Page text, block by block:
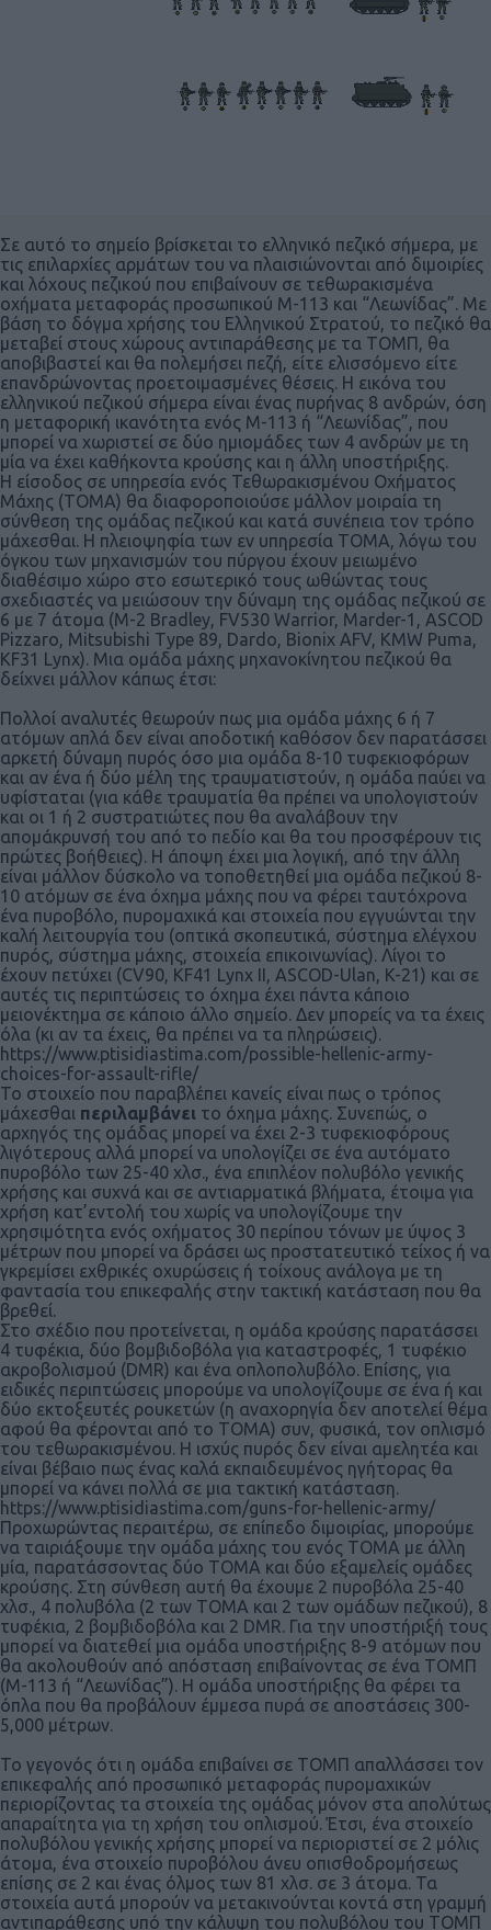
Σε αυτό το σημείο βρίσκεται το ελληνικό πεζικό σήμερα, με
τις επιλαρχίες αρμάτων του να πλαισιώνονται από διμοιρίες
και λόχους πεζικού που επιβαίνουν σε τεθωρακισμένα
οχήματα μεταφοράς προσωπικού Μ-113 και “Λεωνίδας”. Με
βάση το δόγμα χρήσης του Ελληνικού Στρατού, το πεζικό θα
μεταβεί στους χώρους αντιπαράθεσης με τα ΤΟΜΠ, θα
αποβιβαστεί και θα πολεμήσει πεζή, είτε ελισσόμενο είτε
επανδρώνοντας προετοιμασμένες θέσεις. Η εικόνα του
ελληνικού πεζικού σήμερα είναι ένας πυρήνας 8 ανδρών, όση
η μεταφορική ικανότητα ενός Μ-113 ή “Λεωνίδας”, που
μπορεί να χωριστεί σε δύο ημιομάδες των 4 ανδρών με τη
μία να έχει καθήκοντα κρούσης και η άλλη υποστήριξης.
H είσοδος σε υπηρεσία ενός Τεθωρακισμένου Οχήματος
Μάχης (ΤΟΜΑ) θα διαφοροποιούσε μάλλον μοιραία τη
σύνθεση της ομάδας πεζικού και κατά συνέπεια τον τρόπο
μάχεσθαι. Η πλειοψηφία των εν υπηρεσία ΤΟΜΑ, λόγω του
όγκου των μηχανισμών του πύργου έχουν μειωμένο
διαθέσιμο χώρο στο εσωτερικό τους ωθώντας τους
σχεδιαστές να μειώσουν την δύναμη της ομάδας πεζικού σε
6 με 7 άτομα (M-2 Bradley, FV530 Warrior, Marder-1, ASCOD
Pizzaro, Mitsubishi Type 89, Dardo, Bionix AFV, KMW Puma,
KF31 Lynx). Μια ομάδα μάχης μηχανοκίνητου πεζικού θα
δείχνει μάλλον κάπως έτσι:
Πολλοί αναλυτές θεωρούν πως μια ομάδα μάχης 6 ή 7
ατόμων απλά δεν είναι αποδοτική καθόσον δεν παρατάσσει
αρκετή δύναμη πυρός όσο μια ομάδα 8-10 τυφεκιοφόρων
και αν ένα ή δύο μέλη της τραυματιστούν, η ομάδα παύει να
υφίσταται (για κάθε τραυματία θα πρέπει να υπολογιστούν
και οι 1 ή 2 συστρατιώτες που θα αναλάβουν την
απομάκρυνσή του από το πεδίο και θα του προσφέρουν τις
πρώτες βοήθειες). Η άποψη έχει μια λογική, από την άλλη
είναι μάλλον δύσκολο να τοποθετηθεί μια ομάδα πεζικού 8-
10 ατόμων σε ένα όχημα μάχης που να φέρει ταυτόχρονα
ένα πυροβόλο, πυρομαχικά και στοιχεία που εγγυώνται την
καλή λειτουργία του (οπτικά σκοπευτικά, σύστημα ελέγχου
πυρός, σύστημα μάχης, στοιχεία επικοινωνίας). Λίγοι το
έχουν πετύχει (CV90, KF41 Lynx II, ASCOD-Ulan, K-21) και σε
αυτές τις περιπτώσεις το όχημα έχει πάντα κάποιο
μειονέκτημα σε κάποιο άλλο σημείο. Δεν μπορείς να τα έχεις
όλα (κι αν τα έχεις, θα πρέπει να τα πληρώσεις).
https://www.ptisidiastima.com/possible-hellenic-army-
choices-for-assault-rifle/
Το στοιχείο που παραβλέπει κανείς είναι πως ο τρόπος
μάχεσθαι περιλαμβάνει το όχημα μάχης. Συνεπώς, ο
αρχηγός της ομάδας μπορεί να έχει 2-3 τυφεκιοφόρους
λιγότερους αλλά μπορεί να υπολογίζει σε ένα αυτόματο
πυροβόλο των 25-40 χλσ., ένα επιπλέον πολυβόλο γενικής
χρήσης και συχνά και σε αντιαρματικά βλήματα, έτοιμα για
χρήση κατ’εντολή του χωρίς να υπολογίζουμε την
χρησιμότητα ενός οχήματος 30 περίπου τόνων με ύψος 3
μέτρων που μπορεί να δράσει ως προστατευτικό τείχος ή να
γκρεμίσει εχθρικές οχυρώσεις ή τοίχους ανάλογα με τη
φαντασία του επικεφαλής στην τακτική κατάσταση που θα
βρεθεί.
Στο σχέδιο που προτείνεται, η ομάδα κρούσης παρατάσσει
4 τυφέκια, δύο βομβιδοβόλα για καταστροφές, 1 τυφέκιο
ακροβολισμού (DMR) και ένα οπλοπολυβόλο. Επίσης, για
ειδικές περιπτώσεις μπορούμε να υπολογίζουμε σε ένα ή και
δύο εκτοξευτές ρουκετών (η αναχορηγία δεν αποτελεί θέμα
αφού θα φέρονται από το ΤΟΜΑ) συν, φυσικά, τον οπλισμό
του τεθωρακισμένου. Η ισχύς πυρός δεν είναι αμελητέα και
είναι βέβαιο πως ένας καλά εκπαιδευμένος ηγήτορας θα
μπορεί να κάνει πολλά σε μια τακτική κατάσταση.
https://www.ptisidiastima.com/guns-for-hellenic-army/
Προχωρώντας περαιτέρω, σε επίπεδο διμοιρίας, μπορούμε
να ταιριάξουμε την ομάδα μάχης του ενός ΤΟΜΑ με άλλη
μία, παρατάσσοντας δύο ΤΟΜΑ και δύο εξαμελείς ομάδες
κρούσης. Στη σύνθεση αυτή θα έχουμε 2 πυροβόλα 25-40
χλσ., 4 πολυβόλα (2 των ΤΟΜΑ και 2 των ομάδων πεζικού), 8
τυφέκια, 2 βομβιδοβόλα και 2 DMR. Για την υποστήριξή τους
μπορεί να διατεθεί μια ομάδα υποστήριξης 8-9 ατόμων που
θα ακολουθούν από απόσταση επιβαίνοντας σε ένα ΤΟΜΠ
(Μ-113 ή “Λεωνίδας”). Η ομάδα υποστήριξης θα φέρει τα
όπλα που θα προβάλουν έμμεσα πυρά σε αποστάσεις 300-
5,000 μέτρων.
Το γεγονός ότι η ομάδα επιβαίνει σε ΤΟΜΠ απαλλάσσει τον
επικεφαλής από προσωπικό μεταφοράς πυρομαχικών
περιορίζοντας τα στοιχεία της ομάδας μόνον στα απολύτως
απαραίτητα για τη χρήση του οπλισμού. Έτσι, ένα στοιχείο
πολυβόλου γενικής χρήσης μπορεί να περιοριστεί σε 2 μόλις
άτομα, ένα στοιχείο πυροβόλου άνευ οπισθοδρομήσεως
επίσης σε 2 και ένας όλμος των 81 χλσ. σε 3 άτομα. Τα
στοιχεία αυτά μπορούν να μετακινούνται κοντά στη γραμμή
αντιπαράθεσης υπό την κάλυψη του πολυβόλου του ΤΟΜΠ